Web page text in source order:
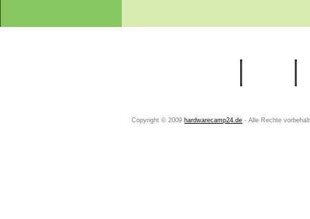
Copyright © 2009 hardwarecamp24.de - Alle Rechte